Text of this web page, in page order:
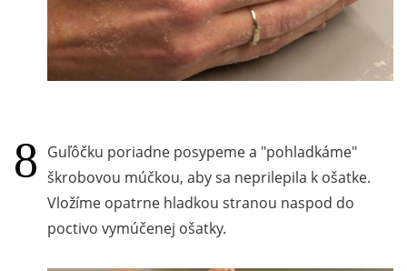
Guľôčku poriadne posypeme a "pohladkáme"
škrobovou múčkou, aby sa neprilepila k ošatke.
Vložíme opatrne hladkou stranou naspod do
poctivo vymúčenej ošatky.